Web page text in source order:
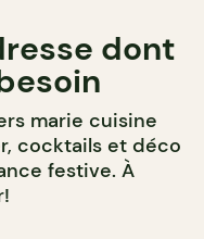
dont
marie cuisine
cocktails et déco
festive. À